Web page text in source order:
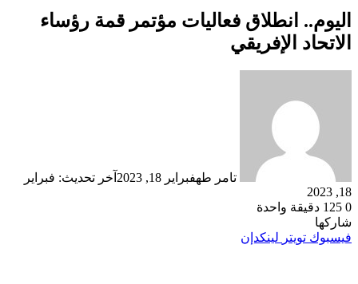
اليوم.. انطلاق فعاليات مؤتمر قمة رؤساء
الاتحاد الإفريقي
تامر طهفبراير 18, 2023
آخر تحديث: فبراير
18, 2023
0
دقيقة واحدة
شاركها
فيسبوك تويتر لينكدإن